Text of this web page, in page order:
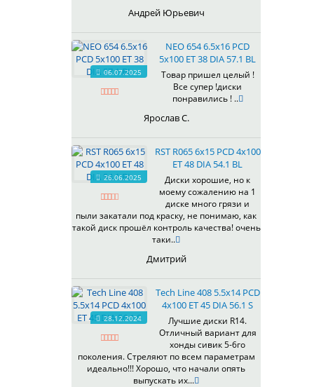
528
529
530
531
535
536
537
538
539
540
541
545
546
547
548
573
574
575
Андрей Юрьевич
06.07.2025
NEO 654 6.5x16 PCD
5x100 ET 38 DIA 57.1 BL
Товар пришел целый !
Все супер !диски
понравились ! ..
Ярослав С.
26.06.2025
RST R065 6x15 PCD 4x100
ET 48 DIA 54.1 BL
Диски хорошие, но к
моему сожалению на 1
диске много грязи и
пыли закатали под краску, не понимаю, как
такой диск прошёл контроль качества! очень
таки..
Дмитрий
28.12.2024
Tech Line 408 5.5x14 PCD
4x100 ET 45 DIA 56.1 S
Лучшие диски R14.
Отличный вариант для
хонды сивик 5-6го
поколения. Стреляют по всем параметрам
идеально!!! Хорошо, что начали опять
выпускать их...